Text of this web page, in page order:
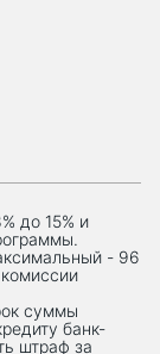
до 15% и
- 96
суммы
банк-
штраф за